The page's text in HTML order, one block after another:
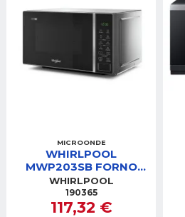
MICROONDE
WHIRLPOOL
MWP203SB FORNO
MICROONDE 20LT
700W SILVER GRILL
1000W
WHIRLPOOL
190365
117,32 €